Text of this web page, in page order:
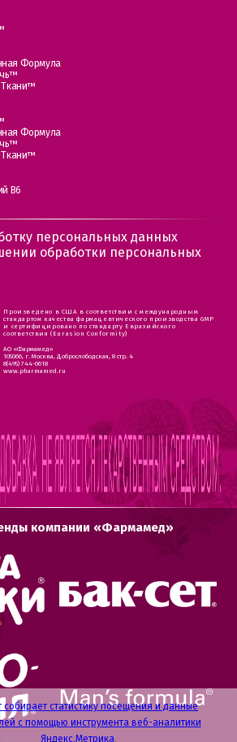
собирает статистику посещения и данные
с помощью инструмента веб-аналитики
Яндекс.Метрика.
Формула
Ткани™
Формула
Ткани™
В6
персональных данных
обработки персональных
Произведено в США в соответствии с международным
стандартом качества фармацевтического производства GMP
и сертифицировано по стандарту Евразийского
соответствия (Eurasion Conformity)
АО «Фармамед»
105066, г. Москва, Доброслободская, 8 стр. 4
8(495) 744-0618
www.pharmamed.ru
компании «Фармамед»